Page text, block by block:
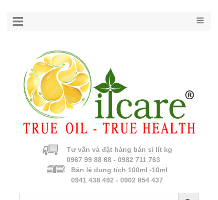
Tư vấn và đặt hàng bán sỉ lít kg
0967 99 88 68 - 0982 711 763
Bán lẻ dung tích 100ml -10ml
0941 438 492 - 0902 854 437